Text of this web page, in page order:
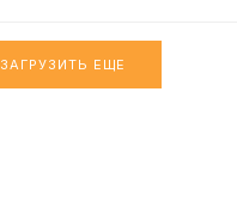
ЗАГРУЗИТЬ ЕЩЕ